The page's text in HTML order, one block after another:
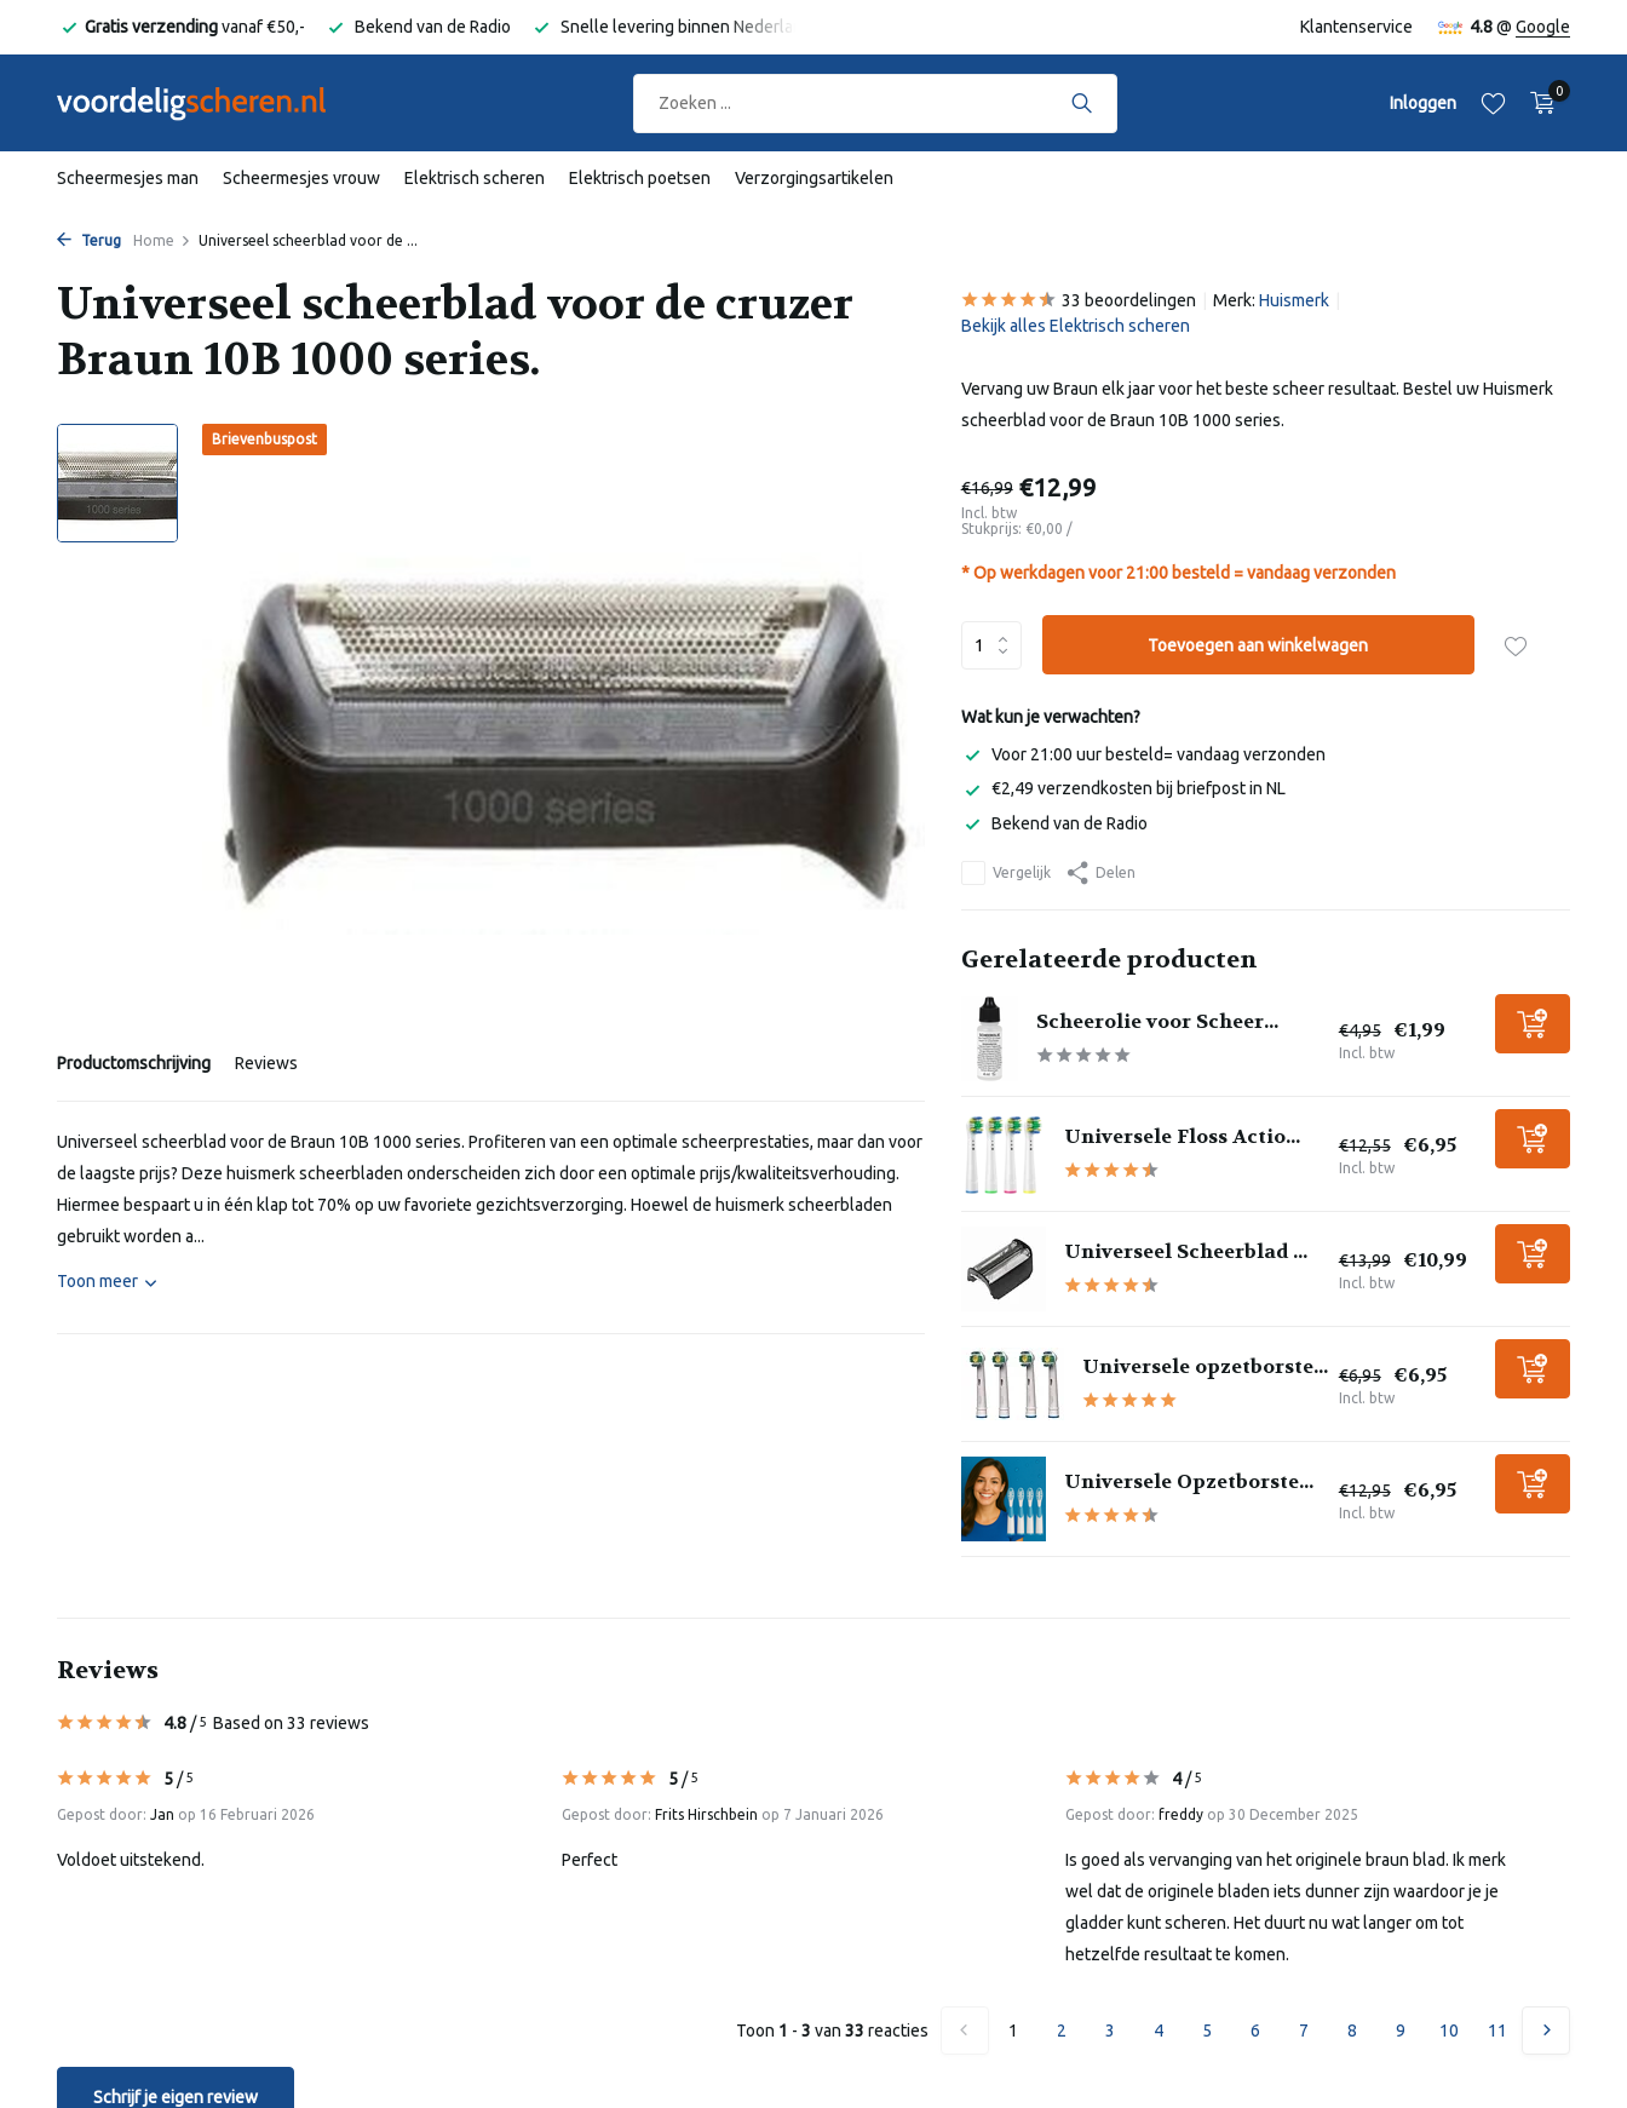
Gratis verzendingvanaf €50,- Bekend van de Radio Snelle levering binnen Nederland en België Klantenservice 4.8@ Google
Inloggen
0
Scheermesjes man Scheermesjes vrouw Elektrisch scheren Elektrisch poetsen Verzorgingsartikelen
Terug Home Universeel scheerblad voor de ...
Universeel scheerblad voor de cruzer
Braun 10B 1000 series.
Brievenbuspost
Productomschrijving Reviews
Universeel scheerblad voor de Braun 10B 1000 series. Profiteren van een optimale scheerprestaties, maar dan voor
de laagste prijs? Deze huismerk scheerbladen onderscheiden zich door een optimale prijs/kwaliteitsverhouding.
Hiermee bespaart u in één klap tot 70% op uw favoriete gezichtsverzorging. Hoewel de huismerk scheerbladen
gebruikt worden a...
Toon meer
33 beoordelingen Merk: Huismerk
Bekijk alles Elektrisch scheren
Vervang uw Braun elk jaar voor het beste scheer resultaat. Bestel uw Huismerk
scheerblad voor de Braun 10B 1000 series.
€16,99 €12,99
Incl. btw
Stukprijs: €0,00 /
* Op werkdagen voor 21:00 besteld = vandaag verzonden
Toevoegen aan winkelwagen
Wat kun je verwachten?
Voor 21:00 uur besteld= vandaag verzonden
€2,49 verzendkosten bij briefpost in NL
Bekend van de Radio
Vergelijk Delen
Gerelateerde producten
Scheerolie voor Scheer... €4,95 €1,99
Incl. btw
Universele Floss Actio... €12,55 €6,95
Incl. btw
Universeel Scheerblad ... €13,99 €10,99
Incl. btw
Universele opzetborste... €6,95 €6,95
Incl. btw
Universele Opzetborste... €12,95 €6,95
Incl. btw
Reviews
4.8 /5 Based on 33 reviews
5 /5
Gepost door: Jan op 16 Februari 2026
Voldoet uitstekend.
5/5
Gepost door: Frits Hirschbein op 7 Januari 2026
Perfect
4/5
Gepost door:freddy op 30 December 2025
Is goed als vervanging van het originele braun blad. Ik merk
wel dat de originele bladen iets dunner zijn waardoor je je
gladder kunt scheren. Het duurt nu wat langer om tot
hetzelfde resultaat te komen.
Toon 1 - 3 van 33 reacties 1 2 3 4 5 6 7 8 9 10 11
Schrijf je eigen review